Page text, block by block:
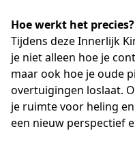
Hoe werkt het precies?
Tijdens deze Innerlijk
je niet alleen hoe je
maar ook hoe je oude
overtuigingen loslaat.
je ruimte voor heling
een nieuw perspectief